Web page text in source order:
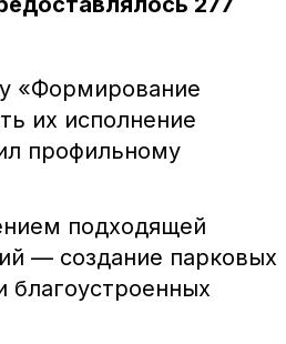
«Формирование
их исполнение
профильному
подходящей
— создание парковых
благоустроенных